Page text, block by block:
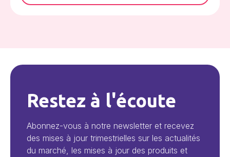
Restez à l'écoute
Abonnez-vous à notre newsletter et recevez
des mises à jour trimestrielles sur les actualités
du marché, les mises à jour des produits et